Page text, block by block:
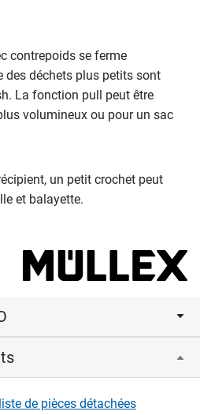
contrepoids se ferme
déchets plus petits sont
La fonction pull peut être
volumineux ou pour un sac
un petit crochet peut
et balayette.
afficher et télécharger les
de pièces détachées